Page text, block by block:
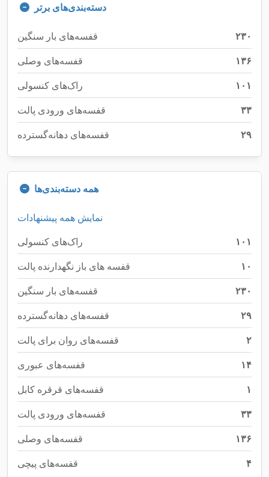
دسته‌بندی‌های برتر
قفسه‌های بار سنگین
۲۳۰
قفسه‌های وصلی
۱۳۶
راک‌های کنسولی
۱۰۱
قفسه‌های ورودی پالت
۳۳
قفسه‌های دهانه‌گسترده
۲۹
همه دسته‌بندی‌ها
نمایش همه پیشنهادات
راک‌های کنسولی
۱۰۱
قفسه های باز نگهدارنده پالت
۱۰
قفسه‌های بار سنگین
۲۳۰
قفسه‌های دهانه‌گسترده
۲۹
قفسه‌های روان برای پالت
۲
قفسه‌های عبوری
۱۴
قفسه‌های قرقره کابل
۱
قفسه‌های ورودی پالت
۳۳
قفسه‌های وصلی
۱۳۶
قفسه‌های پیچی
۴